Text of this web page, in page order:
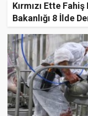
Kırmızı Ette
Bakanlığı 8 İlde